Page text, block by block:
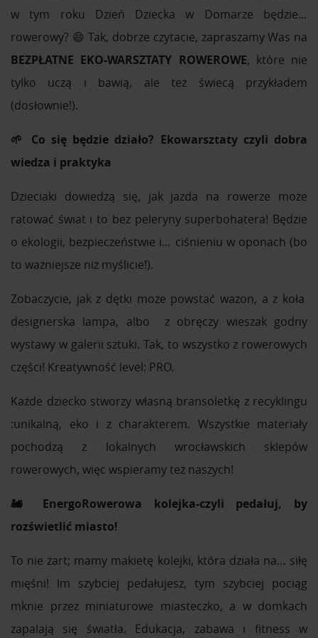
w tym roku Dzień Dziecka w Domarze będzie…
rowerowy? 😄 Tak, dobrze czytacie, zapraszamy Was na
BEZPŁATNE EKO-WARSZTATY ROWEROWE, które nie
tylko uczą i bawią, ale też świecą przykładem
(dosłownie!).
🌱 Co się będzie działo? Ekowarsztaty czyli dobra
wiedza i praktyka
Dzieciaki dowiedzą się, jak jazda na rowerze może
ratować świat i to bez peleryny superbohatera! Będzie
o ekologii, bezpieczeństwie i… ciśnieniu w oponach (bo
to ważniejsze niż myślicie!).
Zobaczycie, jak z dętki może powstać wazon, a z koła
designerska lampa, albo z obręczy wieszak godny
wystawy w galerii sztuki. Tak, to wszystko z rowerowych
części! Kreatywność level: PRO.
Każde dziecko stworzy własną bransoletkę z recyklingu
:unikalną, eko i z charakterem. Wszystkie materiały
pochodzą z lokalnych wrocławskich sklepów
rowerowych, więc wspieramy też naszych!
🚂 EnergoRowerowa kolejka-czyli pedałuj, by
rozświetlić miasto!
To nie żart; mamy makietę kolejki, która działa na… siłę
mięśni! Im szybciej pedałujesz, tym szybciej pociąg
mknie przez miniaturowe miasteczko, a w domkach
zapalają się światła. Edukacja, zabawa i fitness w